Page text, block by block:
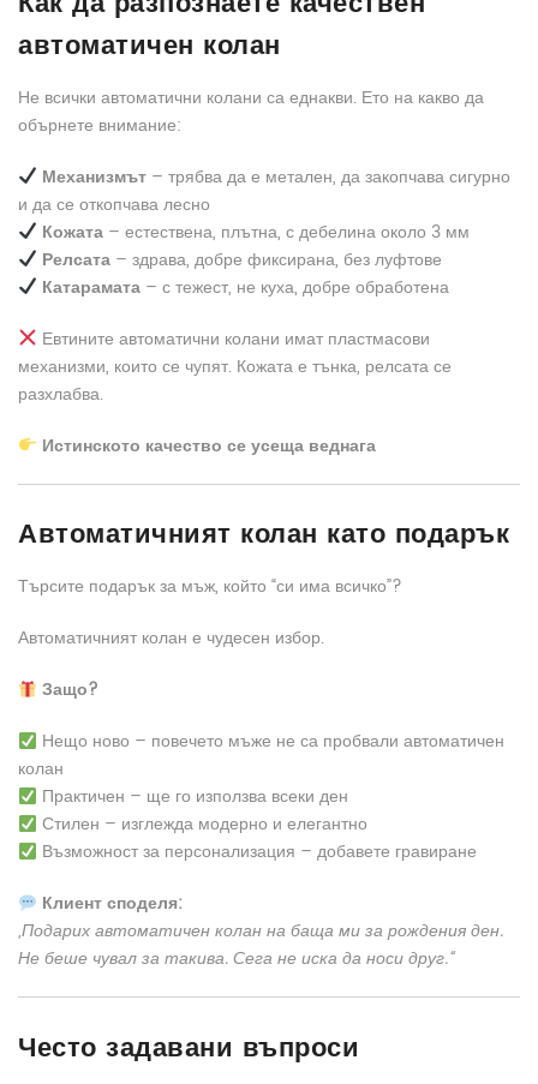
автоматичен колан
Не всички автоматични колани са еднакви. Ето на какво да
обърнете внимание:
Механизмът– трябва да е метален, да закопчава сигурно
и да се откопчава лесно
Кожата– естествена, плътна, с дебелина около 3 мм
Релсата– здрава, добре фиксирана, без луфтове
Катарамата– с тежест, не куха, добре обработена
Евтините автоматични колани имат пластмасови
механизми, които се чупят. Кожата е тънка, релсата се
разхлабва.
Истинското качество се усеща веднага
Автоматичният колан като подарък
Търсите подарък за мъж, който “си има всичко”?
Автоматичният колан е чудесен избор.
Защо?
Нещо ново – повечето мъже не са пробвали автоматичен
колан
Практичен – ще го използва всеки ден
Стилен – изглежда модерно и елегантно
Възможност за персонализация – добавете гравиране
Клиент споделя:
„Подарих автоматичен колан на баща ми за рождения ден.
Не беше чувал за такива. Сега не иска да носи друг.“
Често задавани въпроси